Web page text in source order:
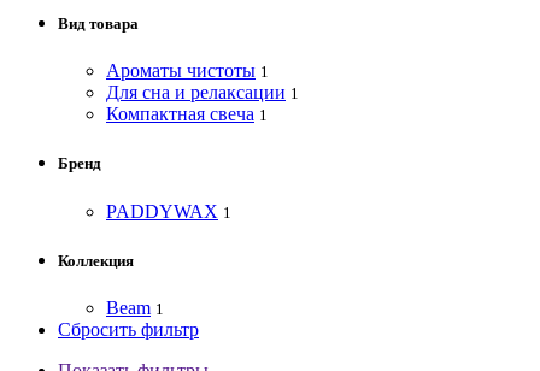
Вид товара
Ароматы чистоты 1
Для сна и релаксации 1
Компактная свеча 1
Бренд
PADDYWAX 1
Коллекция
Beam 1
Сбросить фильтр